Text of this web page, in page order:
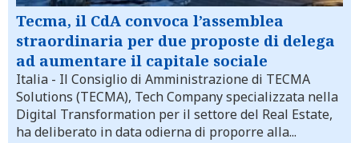
Tecma, il CdA convoca l’assemblea
straordinaria per due proposte di delega
ad aumentare il capitale sociale
Italia - Il Consiglio di Amministrazione di TECMA
Solutions (TECMA), Tech Company specializzata nella
Digital Transformation per il settore del Real Estate,
ha deliberato in data odierna di proporre alla...